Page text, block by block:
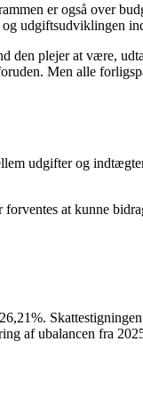
er også over
udgiftsudviklingen
plejer at være,
Men alle
udgifter og
at kunne
af ubalancen fra